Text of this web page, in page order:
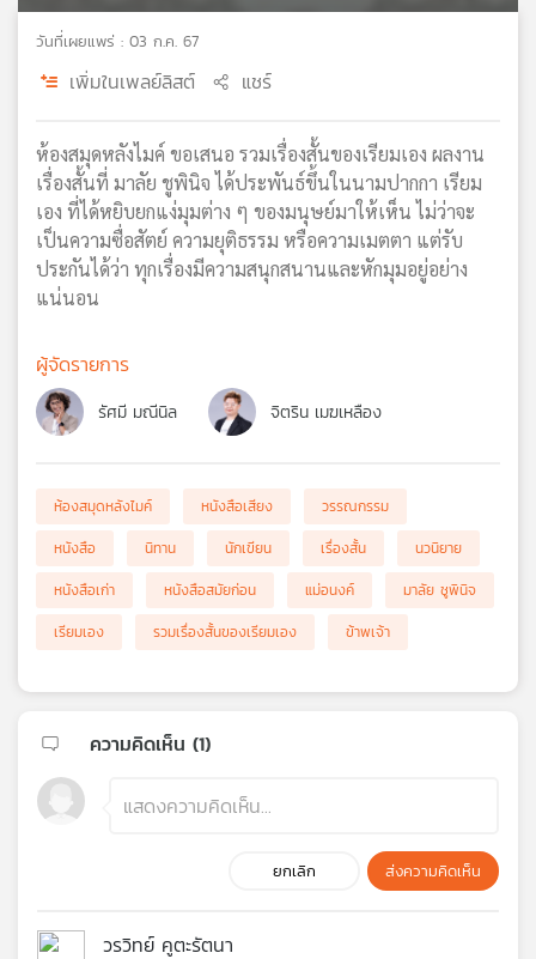
แผนที่
วิทยุ
วันที่เผยแพร่ : 03 ก.ค. 67
เพิ่มในเพลย์ลิสต์ แชร์
ห้องสมุดหลังไมค์ ขอเสนอ รวมเรื่องสั้นของเรียมเอง ผลงาน
เรื่องสั้นที่ มาลัย ชูพินิจ ได้ประพันธ์ขึ้นในนามปากกา เรียม
เอง ที่ได้หยิบยกแง่มุมต่าง ๆ ของมนุษย์มาให้เห็น ไม่ว่าจะ
เป็นความซื่อสัตย์ ความยุติธรรม หรือความเมตตา แต่รับ
ประกันได้ว่า ทุกเรื่องมีความสนุกสนานและหักมุมอยู่อย่าง
แน่นอน
ผู้จัดรายการ
รัศมี มณีนิล จิตริน เมฆเหลือง
ห้องสมุดหลังไมค์ หนังสือเสียง
วรรณกรรม
หนังสือ
นิทาน นักเขียน เรื่องสั้น
นวนิยาย
หนังสือเก่า
หนังสือสมัยก่อน แม่อนงค์
มาลัย ชูพินิจ
เรียมเอง
รวมเรื่องสั้นของเรียมเอง ข้าพเจ้า
ความคิดเห็น (1)
ยกเลิก ส่งความคิดเห็น
วรวิทย์ คูตะรัตนา